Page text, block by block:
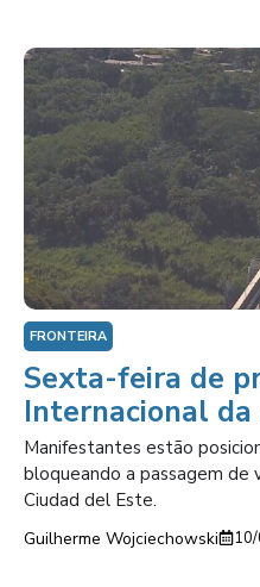
FRONTEIRA
Sexta-feira de
Internacional da
Manifestantes estão
bloqueando a passagem de
Ciudad del Este.
Guilherme Wojciechowski